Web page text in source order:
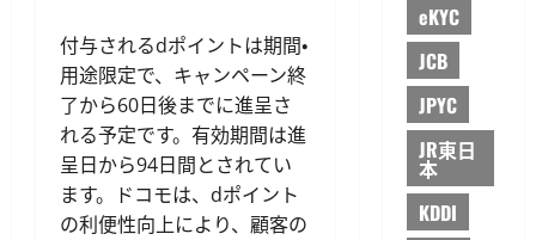
付与されるdポイントは期間・
用途限定で、キャンペーン終
了から60日後までに進呈さ
れる予定です。有効期間は進
呈日から94日間とされてい
ます。ドコモは、dポイント
の利便性向上により、顧客の
eKYC
JCB
JPYC
JR東日
本
KDDI